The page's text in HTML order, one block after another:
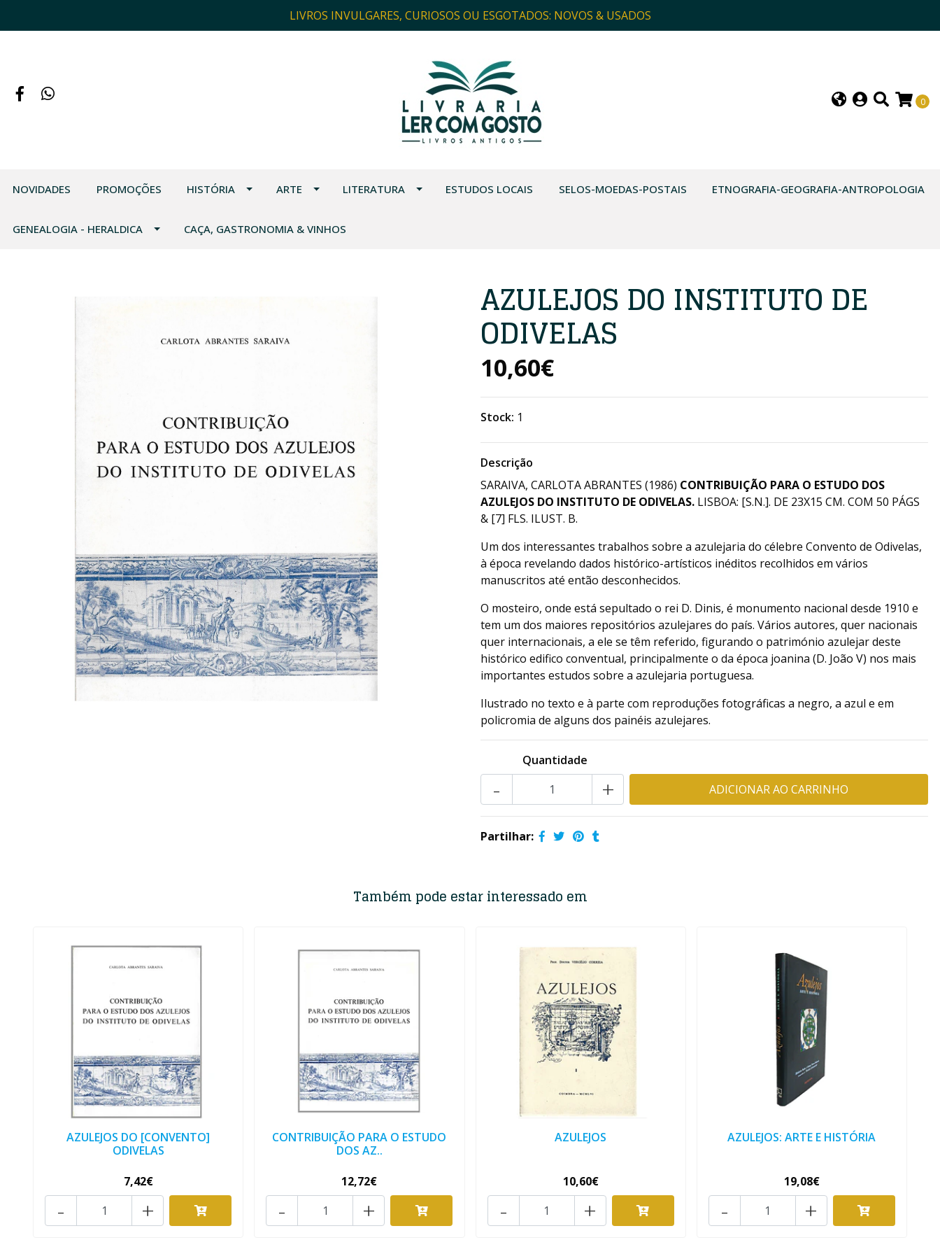
LIVROS INVULGARES, CURIOSOS OU ESGOTADOS: NOVOS & USADOS
0
NOVIDADES PROMOÇÕES HISTÓRIA ARTE LITERATURA ESTUDOS LOCAIS SELOS-MOEDAS-POSTAIS ETNOGRAFIA-GEOGRAFIA-ANTROPOLOGIA
GENEALOGIA - HERALDICA CAÇA, GASTRONOMIA & VINHOS
AZULEJOS DO INSTITUTO DE
ODIVELAS
10,60€
Stock: 1
Descrição
SARAIVA, CARLOTA ABRANTES (1986) CONTRIBUIÇÃO PARA O ESTUDO DOS
AZULEJOS DO INSTITUTO DE ODIVELAS. LISBOA: [S.N.]. DE 23X15 CM. COM 50 PÁGS
& [7] FLS. ILUST. B.
Um dos interessantes trabalhos sobre a azulejaria do célebre Convento de Odivelas,
à época revelando dados histórico-artísticos inéditos recolhidos em vários
manuscritos até então desconhecidos.
O mosteiro, onde está sepultado o rei D. Dinis, é monumento nacional desde 1910 e
tem um dos maiores repositórios azulejares do país. Vários autores, quer nacionais
quer internacionais, a ele se têm referido, figurando o património azulejar deste
histórico edifico conventual, principalmente o da época joanina (D. João V) nos mais
importantes estudos sobre a azulejaria portuguesa.
Ilustrado no texto e à parte com reproduções fotográficas a negro, a azul e em
policromia de alguns dos painéis azulejares.
Quantidade
+
-
Partilhar:
Também pode estar interessado em
AZULEJOS DO [CONVENTO]
ODIVELAS
7,42€
+
-
CONTRIBUIÇÃO PARA O ESTUDO
DOS AZ..
12,72€
+
-
AZULEJOS
10,60€
+
-
AZULEJOS: ARTE E HISTÓRIA
19,08€
+
-